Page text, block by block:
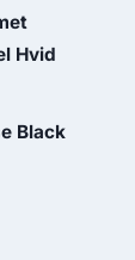
Hvid
Black